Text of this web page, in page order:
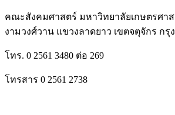
คณะสังคมศาสตร์ มหาวิทยาลัยเกษตรศา
งามวงศ์วาน แขวงลาดยาว เขตจตุจักร กรุง
โทร. 0 2561 3480 ต่อ 269
โทรสาร 0 2561 2738